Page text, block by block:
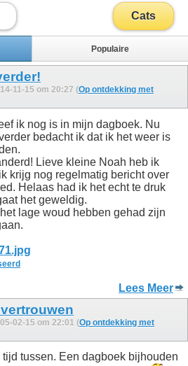
Cats
Populaire
11-15 om 20:27 (Op ontdekking met
ik nog is in mijn dagboek. Nu
bedacht ik dat ik het weer is
Lieve kleine Noah heb ik
krijg nog regelmatig bericht over
Helaas had ik het echt te druk
het geweldig.
lage woud hebben gehad zijn
Lees Meer
02-15 om 22:01 (Op ontdekking met
tussen. Een dagboek bijhouden